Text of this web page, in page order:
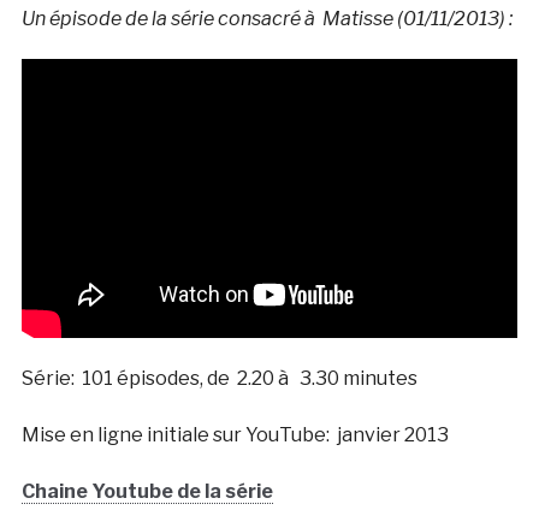
Un épisode de la série consacré à Matisse (01/11/2013) :
Série: 101 épisodes, de 2.20 à 3.30 minutes
Mise en ligne initiale sur YouTube: janvier 2013
Chaine Youtube de la série